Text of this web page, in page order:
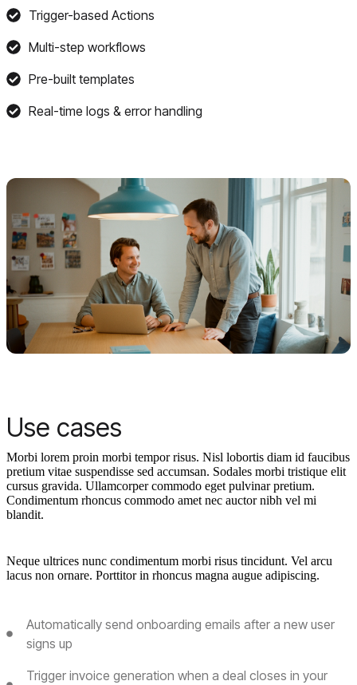
Trigger-based Actions
Multi-step workflows
Pre-built templates
Real-time logs & error handling
Use cases
Morbi lorem proin morbi tempor risus. Nisl lobortis diam id faucibus
pretium vitae suspendisse sed accumsan. Sodales morbi tristique elit
cursus gravida. Ullamcorper commodo eget pulvinar pretium.
Condimentum rhoncus commodo amet nec auctor nibh vel mi
blandit.
Neque ultrices nunc condimentum morbi risus tincidunt. Vel arcu
lacus non ornare. Porttitor in rhoncus magna augue adipiscing.
Automatically send onboarding emails after a new user
signs up
Trigger invoice generation when a deal closes in your